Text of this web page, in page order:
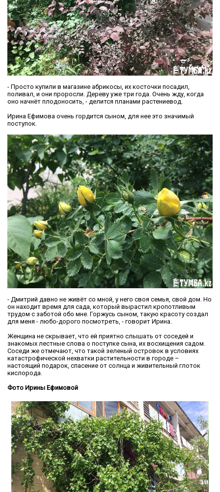
- Просто купили в магазине абрикосы, их косточки посадил,
поливал, и они проросли. Дереву уже три года. Очень жду, когда
оно начнёт плодоносить, - делится планами растениевод.
Ирина Ефимова очень гордится сыном, для нее это значимый
поступок.
- Дмитрий давно не живёт со мной, у него своя семья, свой дом. Но
он находит время для сада, который вырастил кропотливым
трудом с заботой обо мне. Горжусь сыном, такую красоту создал
для меня - любо-дорого посмотреть, - говорит Ирина.
Женщина не скрывает, что ей приятно слышать от соседей и
знакомых лестные слова о поступке сына, их восхищения садом.
Соседи же отмечают, что такой зеленый островок в условиях
катастрофической нехватки растительности в городе –
настоящий подарок, спасение от солнца и живительный глоток
кислорода.
Фото Ирины Ефимовой